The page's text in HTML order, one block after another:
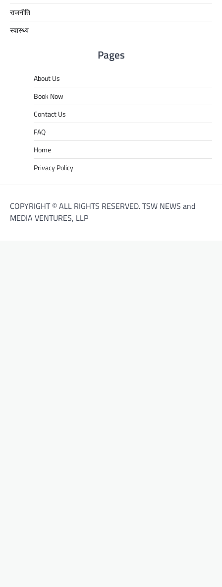
राजनीति
स्वास्थ्य
Pages
About Us
Book Now
Contact Us
FAQ
Home
Privacy Policy
COPYRIGHT © ALL RIGHTS RESERVED. TSW NEWS and
MEDIA VENTURES, LLP